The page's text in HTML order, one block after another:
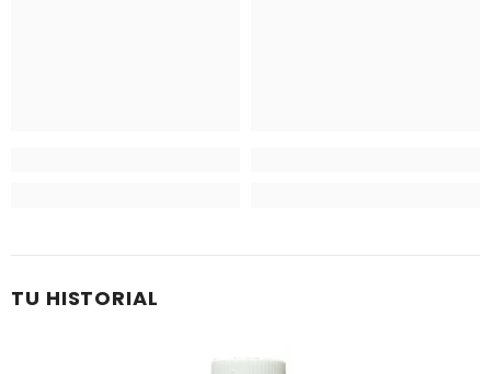
TU HISTORIAL